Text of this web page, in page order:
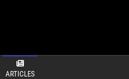
ARTICLES